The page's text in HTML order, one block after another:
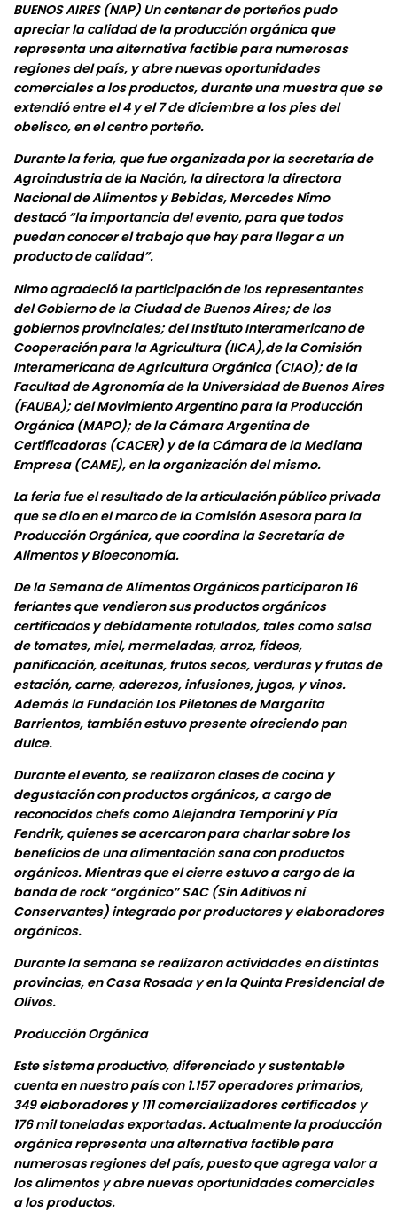
BUENOS AIRES (NAP) Un centenar de porteños pudo
apreciar la calidad de la producción orgánica que
representa una alternativa factible para numerosas
regiones del país, y abre nuevas oportunidades
comerciales a los productos, durante una muestra que se
extendió entre el 4 y el 7 de diciembre a los pies del
obelisco, en el centro porteño.
Durante la feria, que fue organizada por la secretaría de
Agroindustria de la Nación, la directora la directora
Nacional de Alimentos y Bebidas, Mercedes Nimo
destacó “la importancia del evento, para que todos
puedan conocer el trabajo que hay para llegar a un
producto de calidad”.
Nimo agradeció la participación de los representantes
del Gobierno de la Ciudad de Buenos Aires; de los
gobiernos provinciales; del Instituto Interamericano de
Cooperación para la Agricultura (IICA),de la Comisión
Interamericana de Agricultura Orgánica (CIAO); de la
Facultad de Agronomía de la Universidad de Buenos Aires
(FAUBA); del Movimiento Argentino para la Producción
Orgánica (MAPO); de la Cámara Argentina de
Certificadoras (CACER) y de la Cámara de la Mediana
Empresa (CAME), en la organización del mismo.
La feria fue el resultado de la articulación público privada
que se dio en el marco de la Comisión Asesora para la
Producción Orgánica, que coordina la Secretaría de
Alimentos y Bioeconomía.
De la Semana de Alimentos Orgánicos participaron 16
feriantes que vendieron sus productos orgánicos
certificados y debidamente rotulados, tales como salsa
de tomates, miel, mermeladas, arroz, fideos,
panificación, aceitunas, frutos secos, verduras y frutas de
estación, carne, aderezos, infusiones, jugos, y vinos.
Además la Fundación Los Piletones de Margarita
Barrientos, también estuvo presente ofreciendo pan
dulce.
Durante el evento, se realizaron clases de cocina y
degustación con productos orgánicos, a cargo de
reconocidos chefs como Alejandra Temporini y Pía
Fendrik, quienes se acercaron para charlar sobre los
beneficios de una alimentación sana con productos
orgánicos. Mientras que el cierre estuvo a cargo de la
banda de rock “orgánico” SAC (Sin Aditivos ni
Conservantes) integrado por productores y elaboradores
orgánicos.
Durante la semana se realizaron actividades en distintas
provincias, en Casa Rosada y en la Quinta Presidencial de
Olivos.
Producción Orgánica
Este sistema productivo, diferenciado y sustentable
cuenta en nuestro país con 1.157 operadores primarios,
349 elaboradores y 111 comercializadores certificados y
176 mil toneladas exportadas. Actualmente la producción
orgánica representa una alternativa factible para
numerosas regiones del país, puesto que agrega valor a
los alimentos y abre nuevas oportunidades comerciales
a los productos.